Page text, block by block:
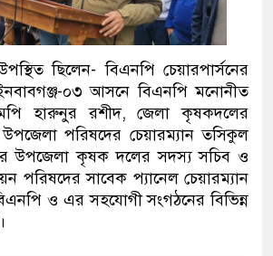
ছিলেন- বিএনপি চেয়ারপার্সনের
০৩ আসনে বিএনপি মনোনীত
হারুনুর রশীদ, জেলা কৃষকদলের
পরিষদের চেয়ারম্যান তসিকুল
উপজেলা কৃষক দলের সদস্য সচিব ও
পরিষদের সাবেক প্যানেল চেয়ারম্যান
ও এর সহযোগী সংগঠনের বিভিন্ন